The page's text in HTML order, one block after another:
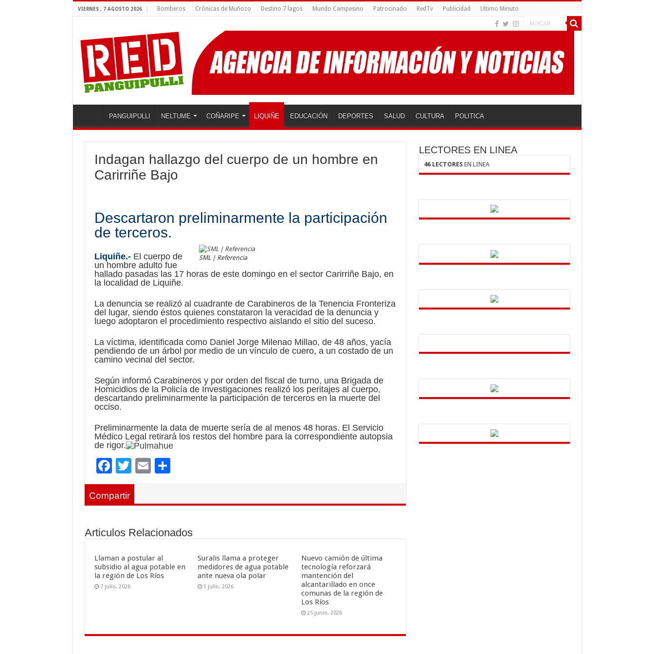
VIERNES , 7 AGOSTO 2026 Bomberos Crónicas de Muñozo Destino 7 lagos Mundo Campesino Patrocinado RedTv Publicidad Ultimo Minuto
PANGUIPULLI NELTUME COÑARIPE LIQUIÑE EDUCACIÓN DEPORTES SALUD CULTURA POLITICA
Indagan hallazgo del cuerpo de un hombre en
Carirriñe Bajo
Descartaron preliminarmente la participación
de terceros.
SML | Referencia
Liquiñe.-El cuerpo de
un hombre adulto fue
hallado pasadas las 17 horas de este domingo en el sector Carirriñe Bajo, en
la localidad de Liquiñe.
La denuncia se realizó al cuadrante de Carabineros de la Tenencia Fronteriza
del lugar, siendo éstos quienes constataron la veracidad de la denuncia y
luego adoptaron el procedimiento respectivo aislando el sitio del suceso.
La víctima, identificada como Daniel Jorge Milenao Millao, de 48 años, yacía
pendiendo de un árbol por medio de un vínculo de cuero, a un costado de un
camino vecinal del sector.
Según informó Carabineros y por orden del fiscal de turno, una Brigada de
Homicidios de la Policía de Investigaciones realizó los peritajes al cuerpo,
descartando preliminarmente la participación de terceros en la muerte del
occiso.
Preliminarmente la data de muerte sería de al menos 48 horas. El Servicio
Médico Legal retirará los restos del hombre para la correspondiente autopsia
de rigor.
F
ac
e
o
k
T
wi
E
C
ar
r
Compartir
Articulos Relacionados
Llaman a postular al
subsidio al agua potable en
la región de Los Ríos
7 julio, 2026
Suralis llama a proteger
medidores de agua potable
ante nueva ola polar
1 julio, 2026
Nuevo camión de última
tecnología reforzará
mantención del
alcantarillado en once
comunas de la región de
Los Ríos
25 junio, 2026
LECTORES EN LINEA
46 LECTORESEN LINEA